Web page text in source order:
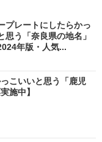
プレートにしたらかっ
思う「奈良県の地名」
年版・人気...
こいいと思う「鹿児
施中】